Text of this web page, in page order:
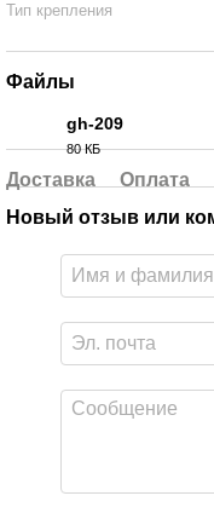
Тип крепления
Файлы
gh-209
80 КБ
Доставка
Оплата
Новый отзыв или